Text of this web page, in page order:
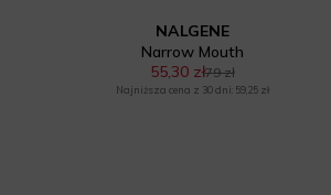
NALGENE
Narrow Mouth
55,30 zł79 zł
Najniższa cena z 30 dni: 59,25 zł